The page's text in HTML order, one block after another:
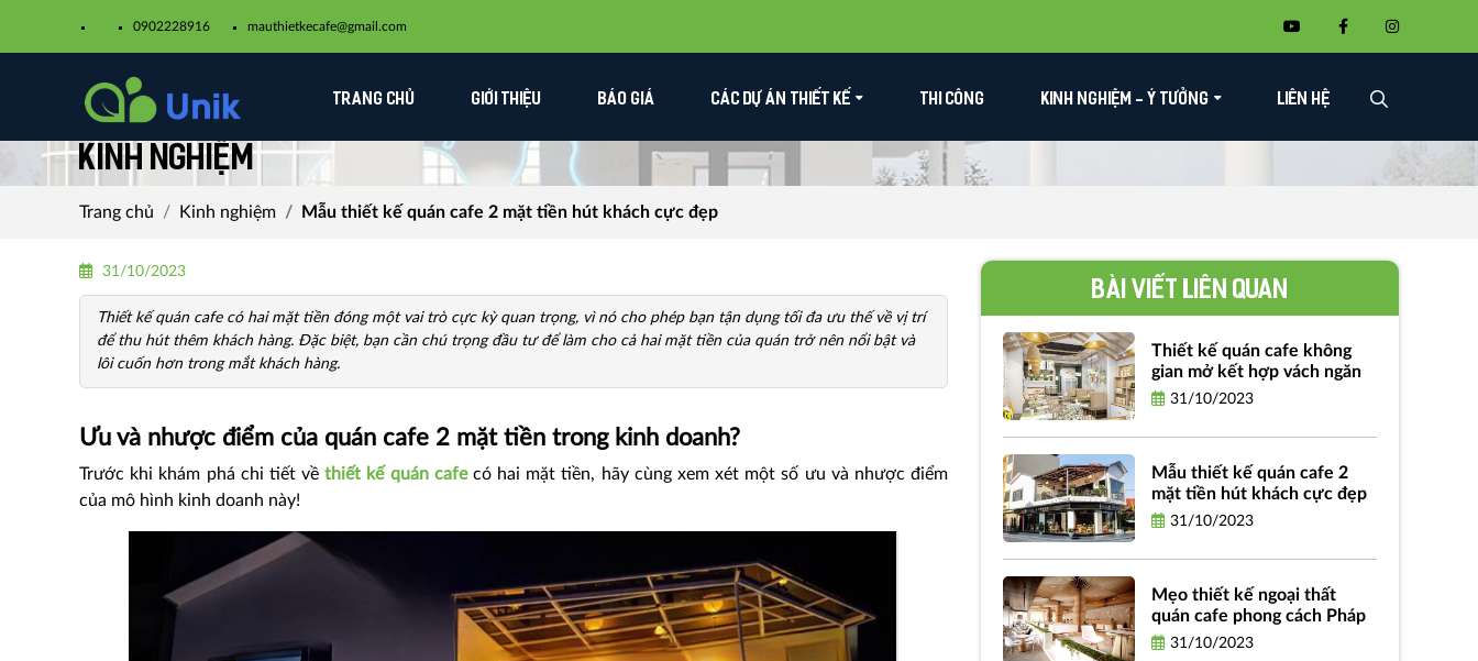
0902228916 mauthietkecafe@gmail.com​
TRANG CHỦ GIỚI THIỆU BÁO GIÁ CÁC DỰ ÁN THIẾT KẾ THI CÔNG KINH NGHIỆM - Ý TƯỞNG LIÊN HỆ
Kinh nghiệm
Trang chủ Kinh nghiệm Mẫu thiết kế quán cafe 2 mặt tiền hút khách cực đẹp
31/10/2023
Thiết kế quán cafe có hai mặt tiền đóng một vai trò cực kỳ quan trọng, vì nó cho phép bạn tận dụng tối đa ưu thế về vị trí
để thu hút thêm khách hàng. Đặc biệt, bạn cần chú trọng đầu tư để làm cho cả hai mặt tiền của quán trở nên nổi bật và
lôi cuốn hơn trong mắt khách hàng.
Ưu và nhược điểm của quán cafe 2 mặt tiền trong kinh doanh?
Trước khi khám phá chi tiết vềthiết kế quán cafecó hai mặt tiền, hãy cùng xem xét một số ưu và nhược điểm
của mô hình kinh doanh này!
Bài viết liên quan
Thiết kế quán cafe không
gian mở kết hợp vách ngăn
31/10/2023
Mẫu thiết kế quán cafe 2
mặt tiền hút khách cực đẹp
31/10/2023
Mẹo thiết kế ngoại thất
quán cafe phong cách Pháp
31/10/2023